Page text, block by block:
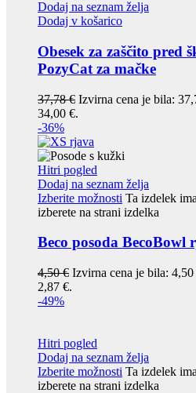
Dodaj na seznam želja
Dodaj v košarico
Obesek za zaščito pred
PozyCat za mačke
37,78€ Izvirna cena je bila:
34,00 €.
-36%
Hitri pogled
Dodaj na seznam želja
Izberite možnosti Ta izdelek
izberete na strani izdelka
Beco posoda BecoBowl
4,50€ Izvirna cena je bila: 4,50
2,87 €.
-49%
Hitri pogled
Dodaj na seznam želja
Izberite možnosti Ta izdelek
izberete na strani izdelka